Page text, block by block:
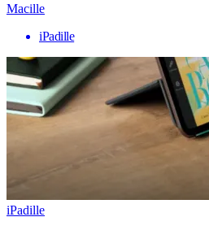
Macille
iPadille
iPadille